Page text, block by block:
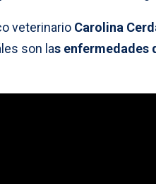
veterinario Carolina
son las enfermedades